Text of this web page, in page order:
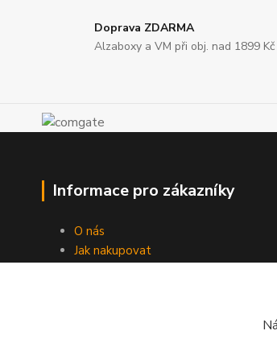
Doprava ZDARMA
Alzaboxy a VM při obj. nad 1899 Kč
Informace pro zákazníky
O nás
Jak nakupovat